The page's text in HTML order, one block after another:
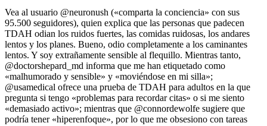
Vea al usuario @neuronush («comparta la conciencia» con sus
95.500 seguidores), quien explica que las personas que padecen
TDAH odian los ruidos fuertes, las comidas ruidosas, los andares
lentos y los planes. Bueno, odio completamente a los caminantes
lentos. Y soy extrañamente sensible al flequillo. Mientras tanto,
@doctorshepard_md informa que me han etiquetado como
«malhumorado y sensible» y «moviéndose en mi silla»;
@usamedical ofrece una prueba de TDAH para adultos en la que
pregunta si tengo «problemas para recordar citas» o si me siento
«demasiado activo»; mientras que @connordewolfe sugiere que
podría tener «hiperenfoque», por lo que me obsesiono con tareas